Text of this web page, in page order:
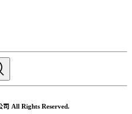
All Rights Reserved.